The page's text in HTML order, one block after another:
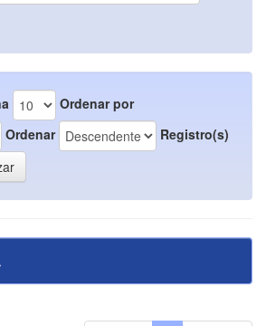
Ordenar por
Ordenar
Registro(s)